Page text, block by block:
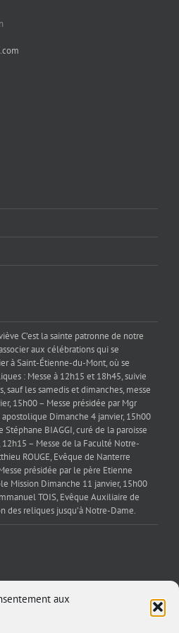
aux
C’est la sainte patronne de notre
aux célébrations qui se
à Saint-Étienne-du-Mont, où se
: Messe à 12h15 et 18h45, suivie
sauf les samedis et dimanches, messe
15h00 – Messe présidée par Mgr
Dimanche 4 janvier, 15h00
BIAGGI, curé de la paroisse
– Messe de la Faculté Notre-
ROUGE, Evêque de Nanterre
présidée par le père Etienne
Mission Dimanche 11 janvier, 15h00
TOIS, Evêque Auxiliaire de
des reliques jusqu’à Notre-Dame.